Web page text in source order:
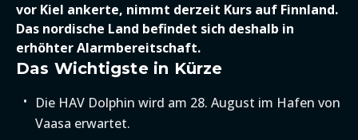
vor Kiel ankerte, nimmt derzeit Kurs auf Finnland.
Das nordische Land befindet sich deshalb in
erhöhter Alarmbereitschaft.
Das Wichtigste in Kürze
Die HAV Dolphin wird am 28. August im Hafen von
Vaasa erwartet.